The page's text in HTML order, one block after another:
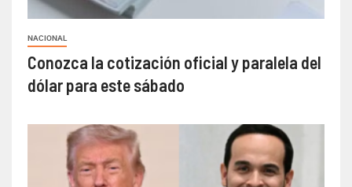
NACIONAL
Conozca la cotización oficial y paralela del
dólar para este sábado